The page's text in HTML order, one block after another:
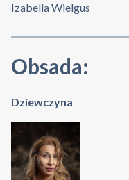
Izabella Wielgus
Obsada:
Dziewczyna